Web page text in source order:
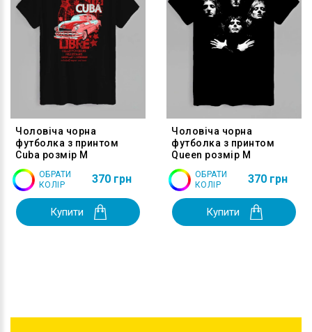
Чоловіча чорна
футболка з принтом
Cuba розмір M
ОБРАТИ
КОЛІР
370 грн
Купити
Чоловіча чорна
футболка з принтом
Queen розмір M
ОБРАТИ
КОЛІР
370 грн
Купити